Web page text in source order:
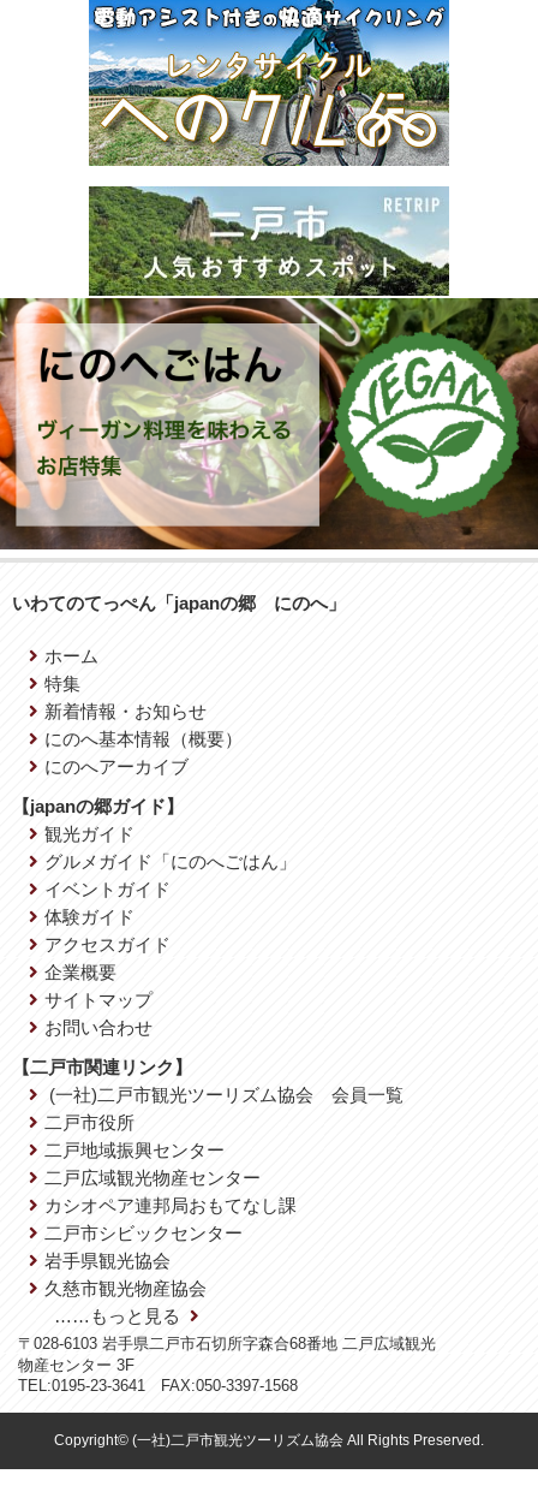
いわてのてっぺん「japanの郷 にのへ」
ホーム
特集
新着情報・お知らせ
にのへ基本情報（概要）
にのへアーカイブ
【japanの郷ガイド】
観光ガイド
グルメガイド「にのへごはん」
イベントガイド
体験ガイド
アクセスガイド
企業概要
サイトマップ
お問い合わせ
【二戸市関連リンク】
(一社)二戸市観光ツーリズム協会 会員一覧
二戸市役所
二戸地域振興センター
二戸広域観光物産センター
カシオペア連邦局おもてなし課
二戸市シビックセンター
岩手県観光協会
久慈市観光物産協会
……もっと見る
〒028-6103 岩手県二戸市石切所字森合68番地 二戸広域観光
物産センター 3F
TEL:0195-23-3641 FAX:050-3397-1568
Copyright© (一社)二戸市観光ツーリズム協会 All Rights Preserved.